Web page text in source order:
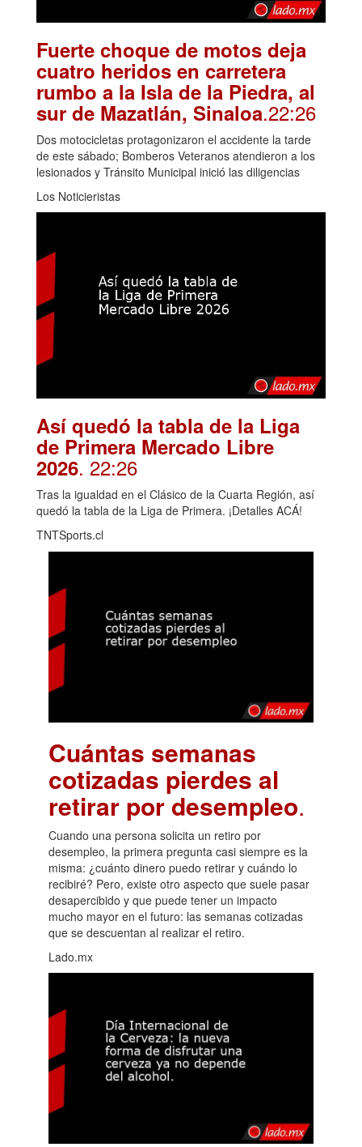
Fuerte choque de motos deja
cuatro heridos en carretera
rumbo a la Isla de la Piedra, al
sur de Mazatlán, Sinaloa.22:26
Dos motocicletas protagonizaron el accidente la tarde
de este sábado; Bomberos Veteranos atendieron a los
lesionados y Tránsito Municipal inició las diligencias
Los Noticieristas
Así quedó la tabla de la Liga
de Primera Mercado Libre
2026. 22:26
Tras la igualdad en el Clásico de la Cuarta Región, así
quedó la tabla de la Liga de Primera. ¡Detalles ACÁ!
TNTSports.cl
Cuántas semanas
cotizadas pierdes al
retirar por desempleo.
Cuando una persona solicita un retiro por
desempleo, la primera pregunta casi siempre es la
misma: ¿cuánto dinero puedo retirar y cuándo lo
recibiré? Pero, existe otro aspecto que suele pasar
desapercibido y que puede tener un impacto
mucho mayor en el futuro: las semanas cotizadas
que se descuentan al realizar el retiro.
Lado.mx